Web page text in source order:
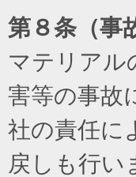
第８条（事
マテリアル
害等の事故
社の責任に
戻しも行い